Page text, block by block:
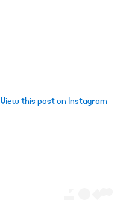
View this post on Instagram